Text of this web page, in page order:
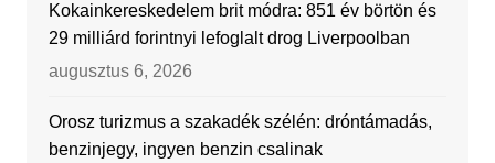
Kokainkereskedelem brit módra: 851 év börtön és
29 milliárd forintnyi lefoglalt drog Liverpoolban
augusztus 6, 2026
Orosz turizmus a szakadék szélén: dróntámadás,
benzinjegy, ingyen benzin csalinak